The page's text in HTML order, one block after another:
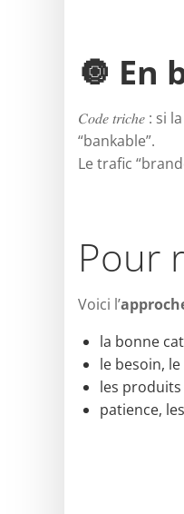
🔘 En
𝐶𝑜𝑑𝑒 𝑡𝑟𝑖𝑐ℎ𝑒 :
“bankable”.
Le trafic
Pour
Voici l’
la bonne
le besoin,
les
patience,